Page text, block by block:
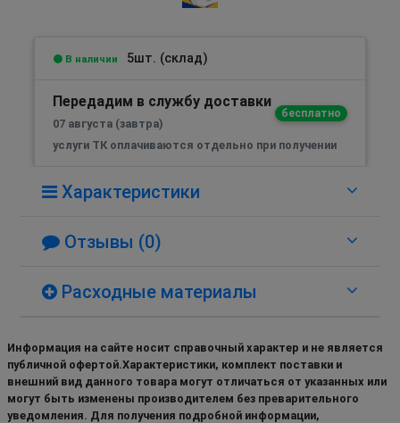
В наличии 5шт. (склад)
Передадим в службу доставки
бесплатно
07 августа (завтра)
услуги ТК оплачиваются отдельно при получении
Характеристики
Отзывы (0)
Расходные материалы
Информация на сайте носит справочный характер и не является
публичной офертой.Характеристики, комплект поставки и
внешний вид данного товара могут отличаться от указанных или
могут быть изменены производителем без преварительного
уведомления. Для получения подробной информации,